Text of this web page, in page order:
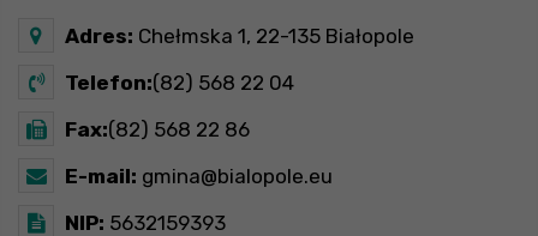
Adres: Chełmska 1, 22-135 Białopole
Telefon:(82) 568 22 04
Fax:(82) 568 22 86
E-mail: gmina@bialopole.eu
NIP: 5632159393